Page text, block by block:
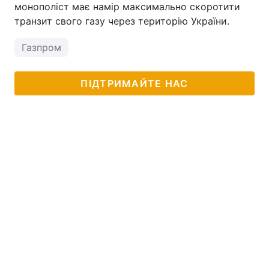
монополіст має намір максимально скоротити
транзит свого газу через територію України.
Газпром
ПІДТРИМАЙТЕ НАС